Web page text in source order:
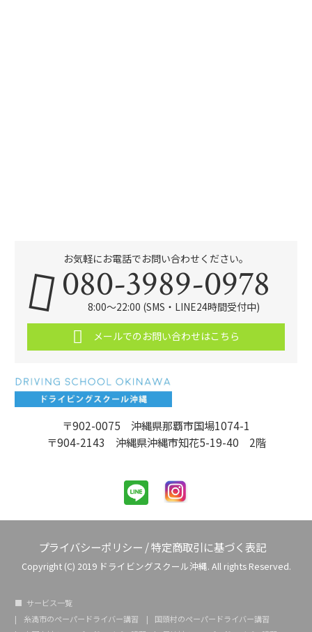
〒902-0075 沖縄県那覇市国場1074-1
〒904-2143 沖縄県沖縄市知花5-19-40 2階
お気軽にお電話でお問い合わせください。
080-3989-0978
8:00～22:00 (SMS・LINE24時間受付中)
メールでのお問い合わせはこちら
プライバシーポリシー /特定商取引に基づく表記
Copyright (C) 2019 ドライビングスクール沖縄. All rights Reserved.
サービス一覧
糸満市のペーパードライバー講習
国頭村のペーパードライバー講習